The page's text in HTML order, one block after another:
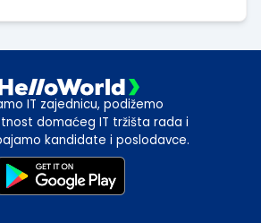
IT zajednicu, podižemo
domaćeg IT tržišta rada i
kandidate i poslodavce.